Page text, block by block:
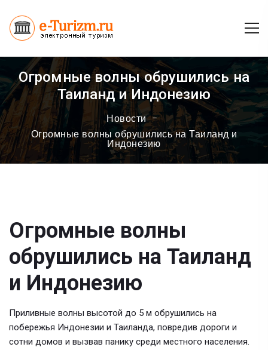
Огромные волны обрушились на
Таиланд и Индонезию
Новости
Огромные волны обрушились на Таиланд и
Индонезию
Огромные волны
обрушились на Таиланд
и Индонезию
Приливные волны высотой до 5 м обрушились на
побережья Индонезии и Таиланда, повредив дороги и
сотни домов и вызвав панику среди местного населения.